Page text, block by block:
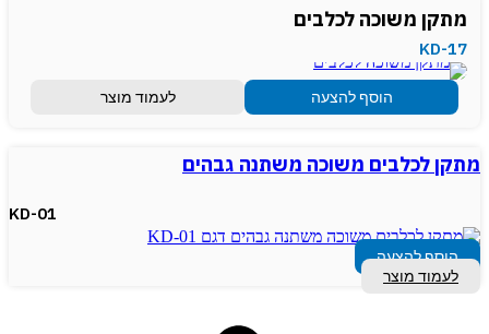
מתקן משוכה לכלבים
KD-17
הוסף להצעה לעמוד מוצר
מתקן לכלבים משוכה משתנה גבהים
KD-01
הוסף להצעה
לעמוד מוצר